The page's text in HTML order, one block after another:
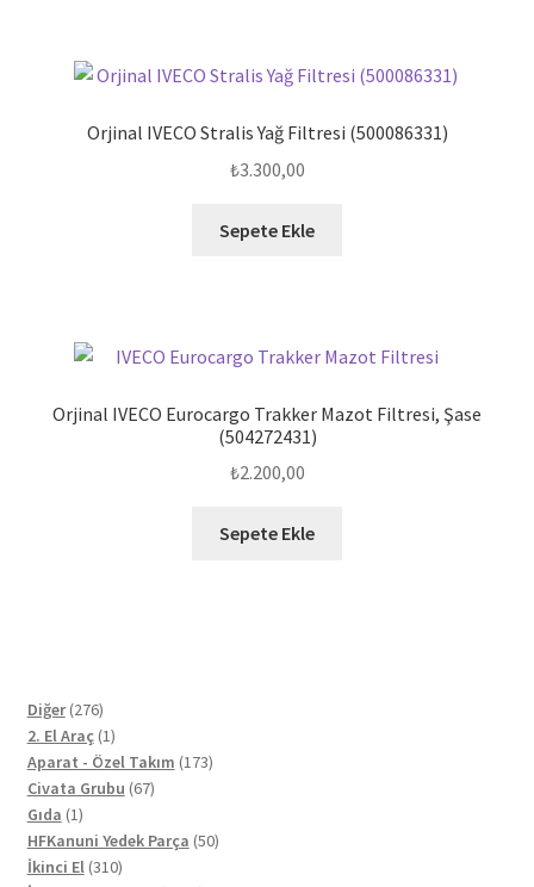
Orjinal IVECO Stralis Yağ Filtresi (500086331)
₺3.300,00
Sepete Ekle
Orjinal IVECO Eurocargo Trakker Mazot Filtresi, Şase
(504272431)
₺2.200,00
Sepete Ekle
Diğer 276276
ürün
2. El Araç 11
ürün
Aparat - Özel Takım 173173
Civata Grubu 6767
Gıda 11
ürün
HFKanuni Yedek Parça 5050
İkinci El 310310